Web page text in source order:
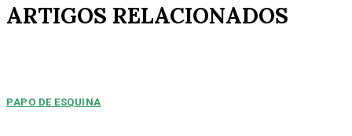
ARTIGOS RELACIONADOS
PAPO DE ESQUINA